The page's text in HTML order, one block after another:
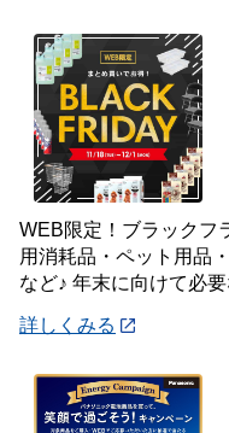
WEB限定！ブラックフ
用消耗品・ペット用品
など♪ 年末に向けて必
詳しくみる